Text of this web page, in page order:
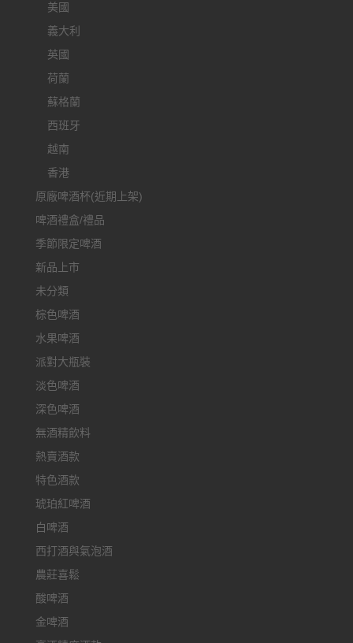
美國
義大利
英國
荷蘭
蘇格蘭
西班牙
越南
香港
原廠啤酒杯(近期上架)
啤酒禮盒/禮品
季節限定啤酒
新品上市
未分類
棕色啤酒
水果啤酒
派對大瓶裝
淡色啤酒
深色啤酒
無酒精飲料
熱賣酒款
特色酒款
琥珀紅啤酒
白啤酒
西打酒與氣泡酒
農莊喜鬆
酸啤酒
金啤酒